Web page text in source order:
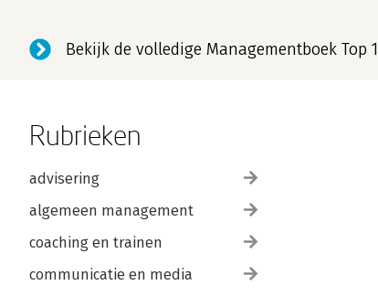
Bekijk de volledige Managementboek Top
Rubrieken
advisering
algemeen management
coaching en trainen
communicatie en media